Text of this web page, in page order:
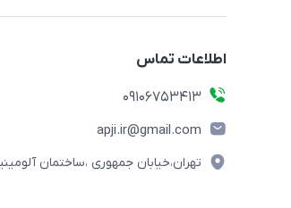
اطلاعات تماس
09106753413
apji.ir@gmail.com
تهران،خیابان جمهوری ،ساختمان